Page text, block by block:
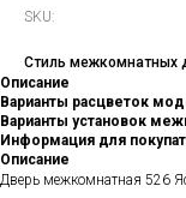
SKU:
Стиль межкомнатных
Описание
Варианты расцветок
Варианты установок
Информация для
Описание
Дверь межкомнатная 526